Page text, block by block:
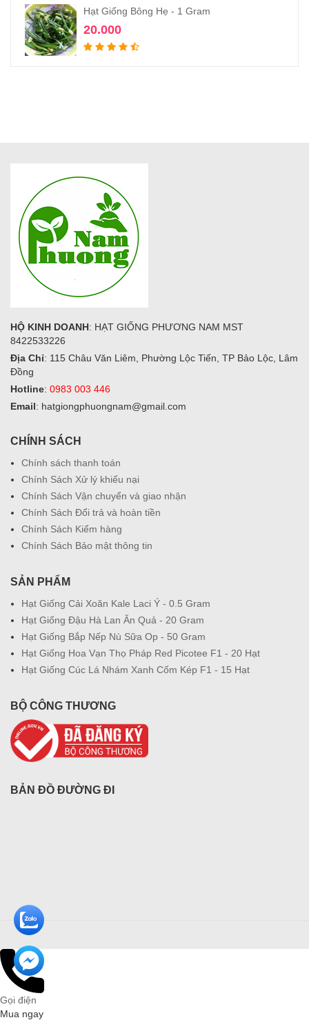
Hạt Giống Bông Hẹ - 1 Gram
20.000
HỘ KINH DOANH: HẠT GIỐNG PHƯƠNG NAM MST
8422533226
Địa Chỉ: 115 Châu Văn Liêm, Phường Lộc Tiến, TP Bảo Lộc, Lâm
Đồng
Hotline: 0983 003 446
Email: hatgiongphuongnam@gmail.com
CHÍNH SÁCH
Chính sách thanh toán
Chính Sách Xử lý khiếu nại
Chính Sách Vận chuyển và giao nhận
Chính Sách Đổi trả và hoàn tiền
Chính Sách Kiểm hàng
Chính Sách Bảo mật thông tin
SẢN PHẨM
Hạt Giống Cải Xoăn Kale Laci Ý - 0.5 Gram
Hạt Giống Đậu Hà Lan Ăn Quả - 20 Gram
Hạt Giống Bắp Nếp Nù Sữa Op - 50 Gram
Hạt Giống Hoa Vạn Thọ Pháp Red Picotee F1 - 20 Hạt
Hạt Giống Cúc Lá Nhám Xanh Cốm Kép F1 - 15 Hạt
BỘ CÔNG THƯƠNG
BẢN ĐỒ ĐƯỜNG ĐI
Gọi điện
Mua ngay